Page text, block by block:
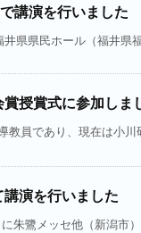
講演を行いました
井県県民ホール（福井県
授賞式に参加しま
教員であり、現在は小
演を行いました
朱鷺メッセ他（新潟市